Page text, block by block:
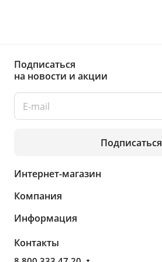
Подписаться
на новости и акции
Подписаться
Интернет-магазин
Компания
Информация
Контакты